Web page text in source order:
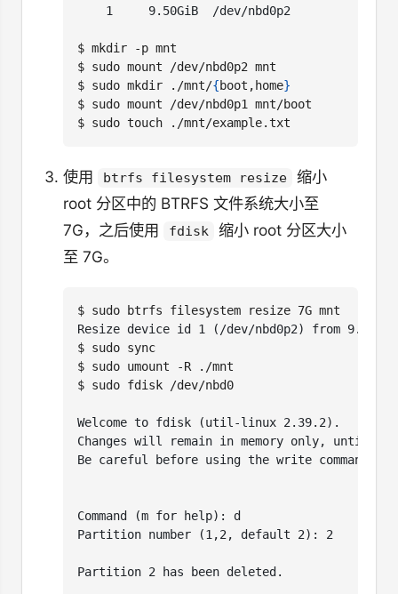
$
$
$ sudo mkdir ./mnt/{boot,home}
$
$
使用 btrfs filesystem resize
缩小
root 分区中的 BTRFS 文件系统大小至
7G，之后使用
fdisk
缩小 root 分区大小
至 7G。
$
$
sudo sync
$
$
sudo fdisk /dev/nbd0